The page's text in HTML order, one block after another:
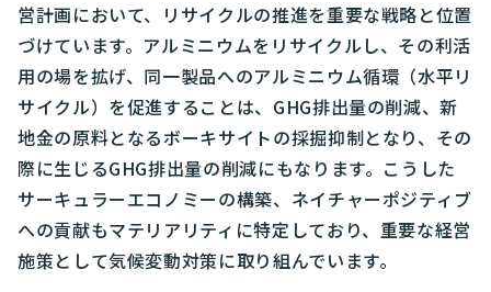
営計画において、リサイクルの推進を重要な戦略と位置
づけています。アルミニウムをリサイクルし、その利活
用の場を拡げ、同一製品へのアルミニウム循環（水平リ
サイクル）を促進することは、GHG排出量の削減、新
地金の原料となるボーキサイトの採掘抑制となり、その
際に生じるGHG排出量の削減にもなります。こうした
サーキュラーエコノミーの構築、ネイチャーポジティブ
への貢献もマテリアリティに特定しており、重要な経営
施策として気候変動対策に取り組んでいます。